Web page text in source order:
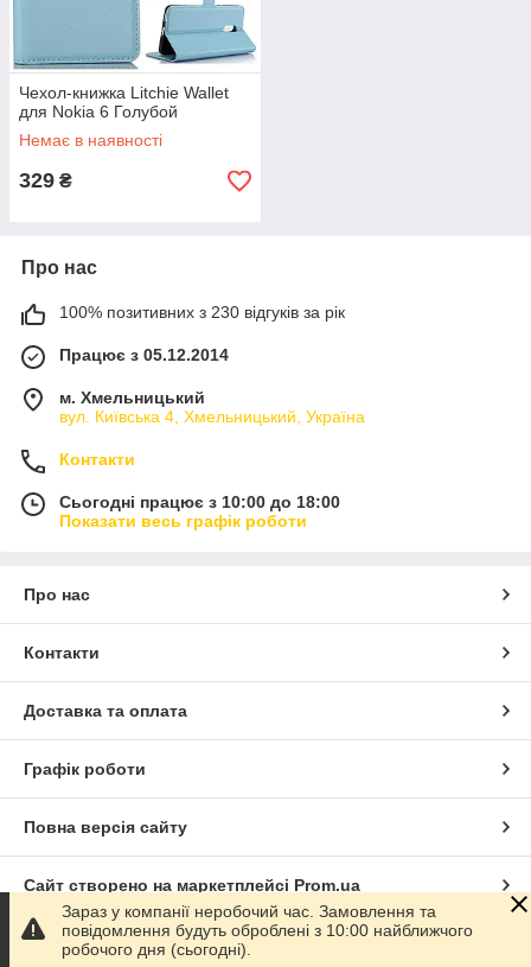
Чехол-книжка Litchie Wallet
для Nokia 6 Голубой
Немає в наявності
329 ₴
Про нас
100% позитивних з 230 відгуків за рік
Працює з 05.12.2014
м. Хмельницький
вул. Київська 4, Хмельницький, Україна
Контакти
Сьогодні працює з 10:00 до 18:00
Показати весь графік роботи
Про нас
Контакти
Доставка та оплата
Графік роботи
Повна версія сайту
Сайт створено на маркетплейсі Prom.ua
Політика конфіденційності
Зараз у компанії неробочий час. Замовлення та
повідомлення будуть оброблені з 10:00 найближчого
робочого дня (сьогодні).